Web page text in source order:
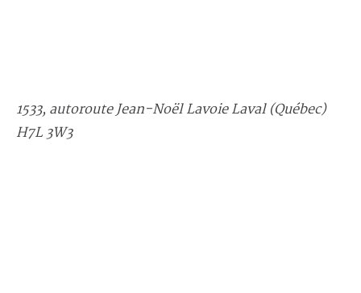
1533, autoroute Jean-Noël Lavoie Laval (Québec)
H7L 3W3